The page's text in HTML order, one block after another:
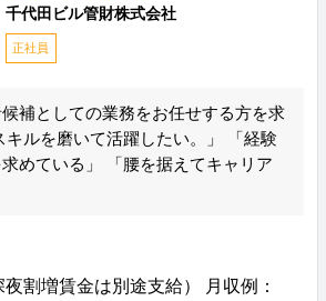
千代田ビル管財株式会社
正社員
補としての業務をお任せする方を求
ルを磨いて活躍したい。」 「経験
めている」 「腰を据えてキャリア
割増賃金は別途支給） 月収例：